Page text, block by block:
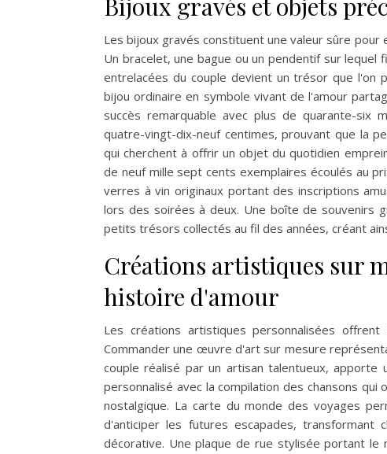
Bijoux gravés et objets
Les bijoux gravés constituent une valeur sûre
Un bracelet, une bague ou un pendentif sur
entrelacées du couple devient un trésor que l'on
bijou ordinaire en symbole vivant de l'amour
succès remarquable avec plus de quarante-six
quatre-vingt-dix-neuf centimes, prouvant que la
qui cherchent à offrir un objet du quotidien
de neuf mille sept cents exemplaires écoulés au
verres à vin originaux portant des inscriptions
lors des soirées à deux. Une boîte de souvenirs
petits trésors collectés au fil des années, créant
Créations artistiques sur
histoire d'amour
Les créations artistiques personnalisées
Commander une œuvre d'art sur mesure
couple réalisé par un artisan talentueux, apporte
personnalisé avec la compilation des chansons
nostalgique. La carte du monde des voyages
d'anticiper les futures escapades, transformant
décorative. Une plaque de rue stylisée portant le